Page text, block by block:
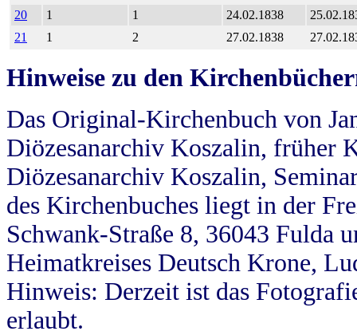
20
1 1 24.02.1838
21
1 2 27.02.1838
Hinweise zu den
Das Original-Kirchenbuch von
Diözesanarchiv Koszalin, früher
Diözesanarchiv Koszalin,
des Kirchenbuches liegt in der
Schwank-Straße 8, 36043 Fulda
Heimatkreises Deutsch Krone,
Hinweis: Derzeit ist das
erlaubt.